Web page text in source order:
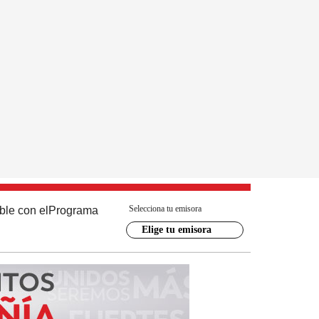
con el Programa Selecciona tu emisora
Elige tu emisora